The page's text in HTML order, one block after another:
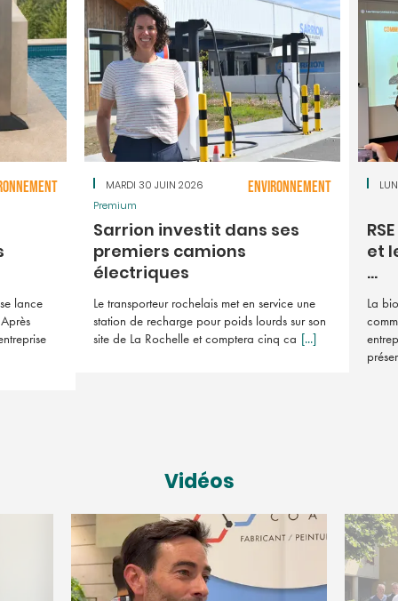
lance
MARDI 30 JUIN 2026
Sarrion investit dans ses
premiers camions
électriques
Le transporteur rochelais met en service une
station de recharge pour poids lourds sur son
site de La Rochelle et comptera cinq ca [...]
ENVIRONNEMENT
Premium
et
...
La
Vidéos